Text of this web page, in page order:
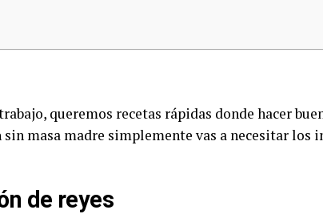
queremos recetas rápidas donde hacer
sin masa madre simplemente vas a necesitar los
de reyes